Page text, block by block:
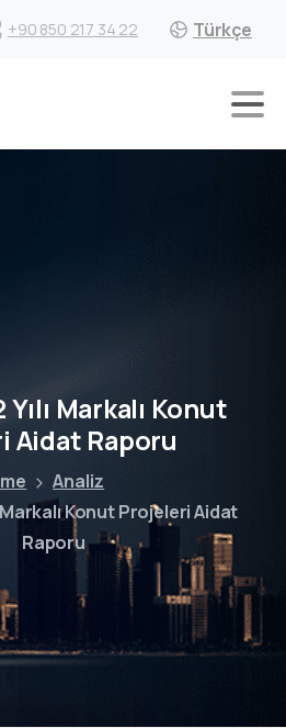
+90 850 217 34 22 Türkçe
Yılı Markalı Konut
Aidat Raporu
Analiz
Markalı Konut Projeleri Aidat
Raporu